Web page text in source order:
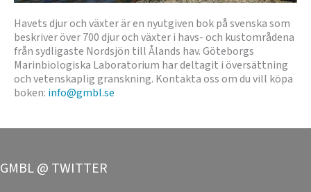
Havets djur och växter är en nyutgiven bok på svenska som
beskriver över 700 djur och växter i havs- och kustområdena
från sydligaste Nordsjön till Ålands hav. Göteborgs
Marinbiologiska Laboratorium har deltagit i översättning
och vetenskaplig granskning. Kontakta oss om du vill köpa
boken: info@gmbl.se
GMBL @ TWITTER